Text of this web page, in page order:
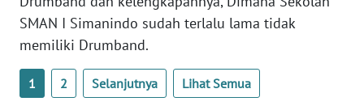
SMAN I Simanindo sudah terlalu lama tidak
memiliki Drumband.
1 2 Selanjutnya Lihat Semua
MALUT
DAIRI